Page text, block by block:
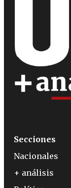
Secciones
Nacionales
+ análisis